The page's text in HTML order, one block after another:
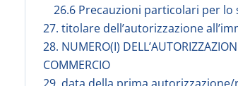
26.6 Precauzioni particolari per
27. titolare dell’autorizzazione
28. NUMERO(I)
COMMERCIO